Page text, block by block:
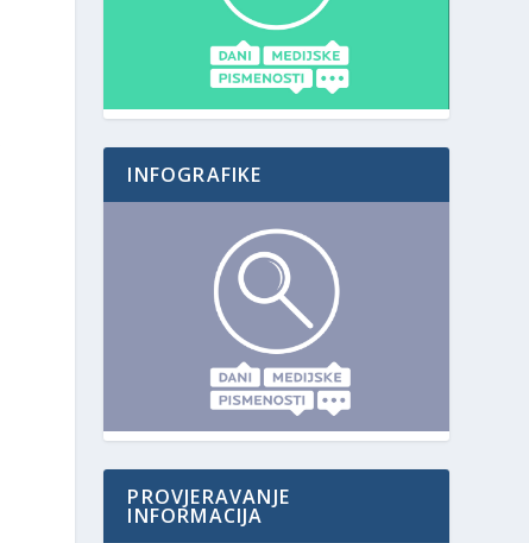
INFOGRAFIKE
PROVJERAVANJE
INFORMACIJA